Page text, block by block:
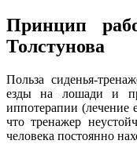
Принцип
Толстунова
Польза сиденья-
езды на лошади и
иппотерапии (лечение
что тренажер
человека постоянно